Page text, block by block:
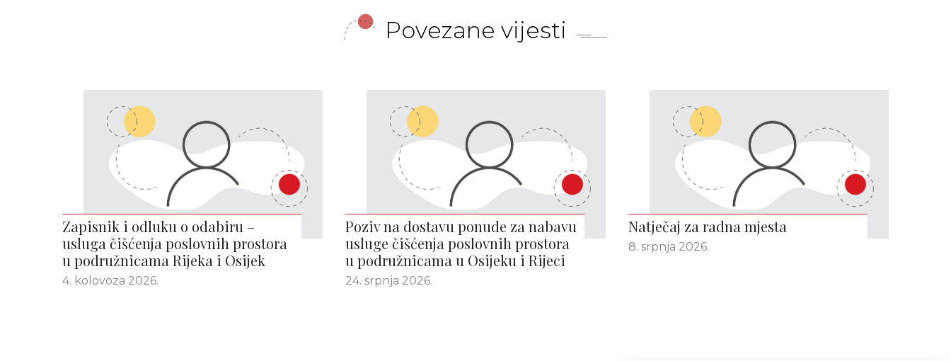
Povezane vijesti
Zapisnik i odluku o odabiru –
usluga čišćenja poslovnih prostora
u podružnicama Rijeka i Osijek
4. kolovoza 2026.
Poziv na dostavu ponude za nabavu
usluge čišćenja poslovnih prostora
u podružnicama u Osijeku i Rijeci
24. srpnja 2026.
Natječaj za radna mjesta
8. srpnja 2026.